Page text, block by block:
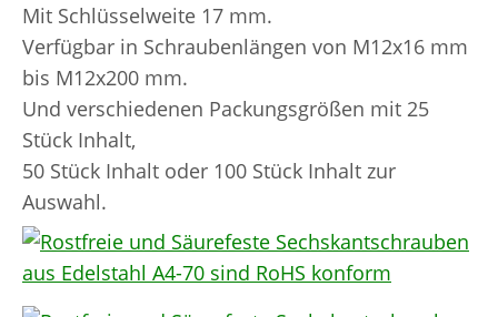
Mit Schlüsselweite 17 mm.
Verfügbar in Schraubenlängen von M12x16 mm
bis M12x200 mm.
Und verschiedenen Packungsgrößen mit 25
Stück Inhalt,
50 Stück Inhalt oder 100 Stück Inhalt zur
Auswahl.